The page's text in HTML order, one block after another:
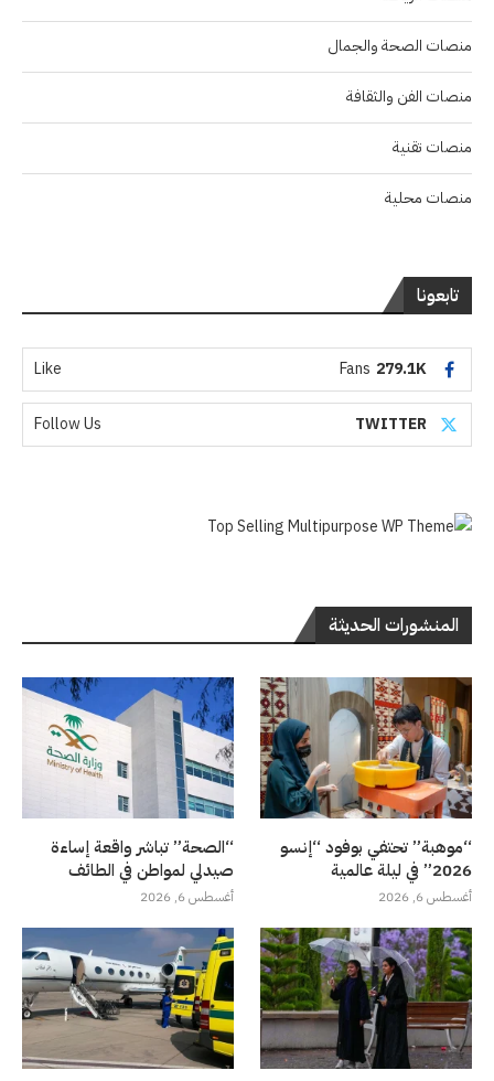
منصات الصحة والجمال
منصات الفن والثقافة
منصات تقنية
منصات محلية
تابعونا
279.1K
Fans
Like
TWITTER
Follow Us
المنشورات الحديثة
“موهبة” تحتفي بوفود “إنسو
2026” في ليلة عالمية
أغسطس 6, 2026
“الصحة” تباشر واقعة إساءة
صيدلي لمواطن في الطائف
أغسطس 6, 2026